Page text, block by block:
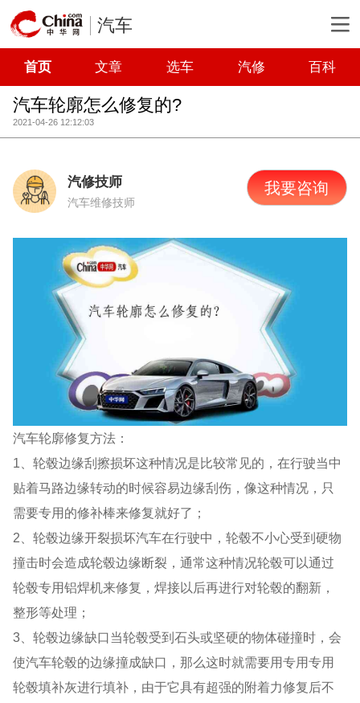
汽车
首页 文章 选车 汽修 百科
汽车轮廓怎么修复的?
2021-04-26 12:12:03
汽修技师
汽车维修技师
我要咨询
汽车轮廓修复方法：
1、轮毂边缘刮擦损坏这种情况是比较常见的，在行驶当中
贴着马路边缘转动的时候容易边缘刮伤，像这种情况，只
需要专用的修补棒来修复就好了；
2、轮毂边缘开裂损坏汽车在行驶中，轮毂不小心受到硬物
撞击时会造成轮毂边缘断裂，通常这种情况轮毂可以通过
轮毂专用铝焊机来修复，焊接以后再进行对轮毂的翻新，
整形等处理；
3、轮毂边缘缺口当轮毂受到石头或坚硬的物体碰撞时，会
使汽车轮毂的边缘撞成缺口，那么这时就需要用专用专用
轮毂填补灰进行填补，由于它具有超强的附着力修复后不